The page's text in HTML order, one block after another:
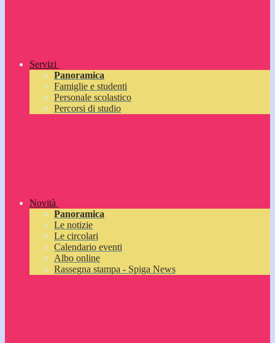
Servizi
Panoramica
Famiglie e studenti
Personale scolastico
Percorsi di studio
Novità
Panoramica
Le notizie
Le circolari
Calendario eventi
Albo online
Rassegna stampa - Spiga News